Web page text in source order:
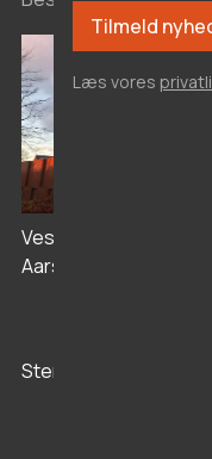
Vesthimmerlands
Aars
Stenaldercenter
Læs vores